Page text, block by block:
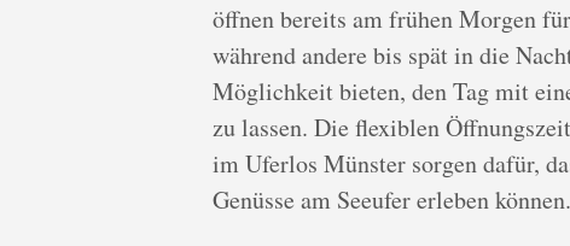
öffnen bereits am frühen Morgen
während andere bis spät in die
Möglichkeit bieten, den Tag mit
zu lassen. Die flexiblen
im Uferlos Münster sorgen dafür,
Genüsse am Seeufer erleben können.